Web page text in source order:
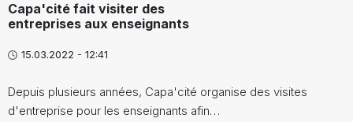
Capa'cité fait visiter des
entreprises aux enseignants
15.03.2022 - 12:41
Depuis plusieurs années, Capa'cité organise des visites
d'entreprise pour les enseignants afin…